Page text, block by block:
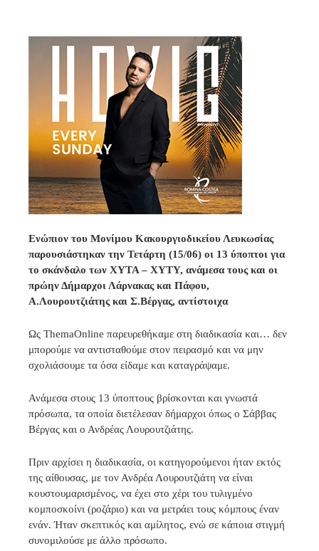
Ενώπιον του Μονίμου Κακουργιοδικείου Λευκωσίας
παρουσιάστηκαν την Τετάρτη (15/06) οι 13 ύποπτοι για
το σκάνδαλο των ΧΥΤΑ – ΧΥΤΥ, ανάμεσα τους και οι
πρώην Δήμαρχοι Λάρνακας και Πάφου,
Α.Λουρουτζιάτης και Σ.Βέργας, αντίστοιχα
Ως ThemaOnline παρευρεθήκαμε στη διαδικασία και… δεν
μπορούμε να αντισταθούμε στον πειρασμό και να μην
σχολιάσουμε τα όσα είδαμε και καταγράψαμε.
Ανάμεσα στους 13 ύποπτους βρίσκονται και γνωστά
πρόσωπα, τα οποία διετέλεσαν δήμαρχοι όπως ο Σάββας
Βέργας και ο Ανδρέας Λουρουτζιάτης.
Πριν αρχίσει η διαδικασία, οι κατηγορούμενοι ήταν εκτός
της αίθουσας, με τον Ανδρέα Λουρουτζιάτη να είναι
κουστουμαρισμένος, να έχει στο χέρι του τυλιγμένο
κομποσκοίνι (ροζάριο) και να μετράει τους κόμπους έναν
ενάν. Ήταν σκεπτικός και αμίλητος, ενώ σε κάποια στιγμή
συνομιλούσε με άλλο πρόσωπο.